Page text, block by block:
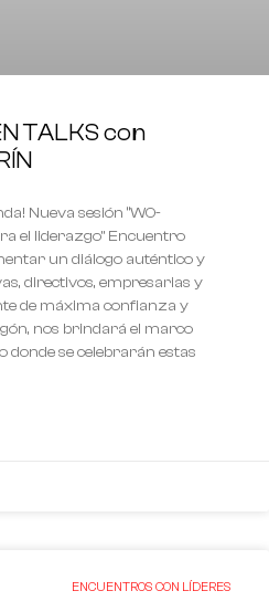
TALKS con
Nueva sesión “WO-
el liderazgo” Encuentro
un diálogo auténtico y
directivos, empresarias y
de máxima confianza y
nos brindará el marco
donde se celebrarán estas
ENCUENTROS CON LÍDERES